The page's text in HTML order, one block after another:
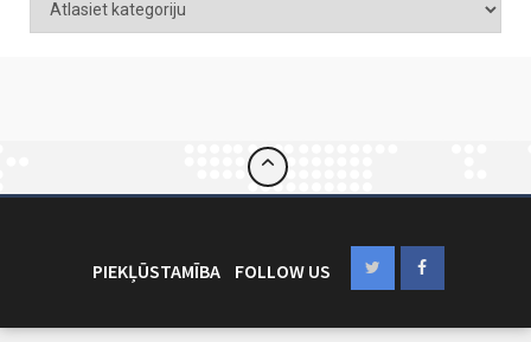
PIEKĻŪSTAMĪBA FOLLOW US